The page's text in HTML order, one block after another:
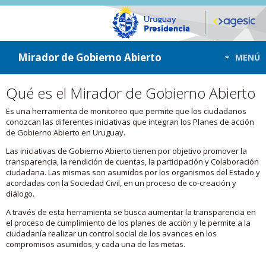
ir a contenido
ir al menú
Mirador de Gobierno Abierto MENÚ
Qué es el Mirador de Gobierno Abierto
Es una herramienta de monitoreo que permite que los ciudadanos
conozcan las diferentes iniciativas que integran los Planes de acción
de Gobierno Abierto en Uruguay.
Las iniciativas de Gobierno Abierto tienen por objetivo promover la
transparencia, la rendición de cuentas, la participación y Colaboración
ciudadana. Las mismas son asumidos por los organismos del Estado y
acordadas con la Sociedad Civil, en un proceso de co-creación y
diálogo.
A través de esta herramienta se busca aumentar la transparencia en
el proceso de cumplimiento de los planes de acción y le permite a la
ciudadanía realizar un control social de los avances en los
compromisos asumidos, y cada una de las metas.